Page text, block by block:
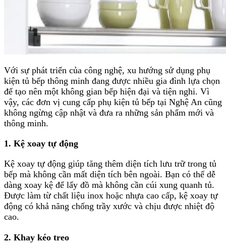
Với sự phát triển của công nghệ, xu hướng sử dụng phụ
kiện tủ bếp thông minh đang được nhiều gia đình lựa chọn
để tạo nên một không gian bếp hiện đại và tiện nghi. Vì
vậy, các đơn vị cung cấp phụ kiện tủ bếp tại Nghệ An cũng
không ngừng cập nhật và đưa ra những sản phẩm mới và
thông minh.
1. Kệ xoay tự động
Kệ xoay tự động giúp tăng thêm diện tích lưu trữ trong tủ
bếp mà không cần mất diện tích bên ngoài. Bạn có thể dễ
dàng xoay kệ để lấy đồ mà không cần cúi xung quanh tủ.
Được làm từ chất liệu inox hoặc nhựa cao cấp, kệ xoay tự
động có khả năng chống trầy xước và chịu được nhiệt độ
cao.
2. Khay kéo treo